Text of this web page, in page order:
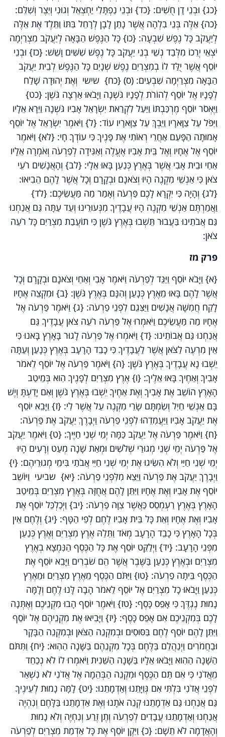
{כג} וּבְנֵי דָן חֻשִׁים: {כד} וּבְנֵי נַפְתָּלִי יַחְצְאֵל וְגוּנִי וְיֵצֶר וְשִׁלֵּם:
{כה} אֵלֶּה בְּנֵי בִלְהָה אֲשֶׁר נָתַן לָבָן לְרָחֵל בִּתּוֹ וַתֵּלֶד אֶת אֵלֶּה
לְיַעֲקֹב כָּל נֶפֶשׁ שִׁבְעָה: {כו} כָּל הַנֶּפֶשׁ הַבָּאָה לְיַעֲקֹב מִצְרַיְמָה
יֹצְאֵי יְרֵכוֹ מִלְּבַד נְשֵׁי בְנֵי יַעֲקֹב כָּל נֶפֶשׁ שִׁשִּׁים וָשֵׁשׁ: {כז} וּבְנֵי
יוֹסֵף אֲשֶׁר יֻלַּד לוֹ בְמִצְרַיִם נֶפֶשׁ שְׁנָיִם כָּל הַנֶּפֶשׁ לְבֵית יַעֲקֹב
הַבָּאָה מִצְרַיְמָה שִׁבְעִים: (ס) {כח} שישי וְאֶת יְהוּדָה שָׁלַח
לְפָנָיו אֶל יוֹסֵף לְהוֹרֹת לְפָנָיו גֹּשְׁנָה וַיָּבֹאוּ אַרְצָה גֹּשֶׁן: {כט}
וַיֶּאְסֹר יוֹסֵף מֶרְכַּבְתּוֹ וַיַּעַל לִקְרַאת יִשְׂרָאֵל אָבִיו גֹּשְׁנָה וַיֵּרָא אֵלָיו
וַיִּפֹּל עַל צַוָּארָיו וַיֵּבְךְּ עַל צַוָּארָיו עוֹד: {ל} וַיֹּאמֶר יִשְׂרָאֵל אֶל יוֹסֵף
אָמוּתָה הַפָּעַם אַחֲרֵי רְאוֹתִי אֶת פָּנֶיךָ כִּי עוֹדְךָ חָי: {לא} וַיֹּאמֶר
יוֹסֵף אֶל אֶחָיו וְאֶל בֵּית אָבִיו אֶעֱלֶה וְאַגִּידָה לְפַרְעֹה וְאֹמְרָה אֵלָיו
אַחַי וּבֵית אָבִי אֲשֶׁר בְּאֶרֶץ כְּנַעַן בָּאוּ אֵלָי: {לב} וְהָאֲנָשִׁים רֹעֵי
צֹאן כִּי אַנְשֵׁי מִקְנֶה הָיוּ וְצֹאנָם וּבְקָרָם וְכָל אֲשֶׁר לָהֶם הֵבִיאוּ:
{לג} וְהָיָה כִּי יִקְרָא לָכֶם פַּרְעֹה וְאָמַר מַה מַּעֲשֵׂיכֶם: {לד}
וַאֲמַרְתֶּם אַנְשֵׁי מִקְנֶה הָיוּ עֲבָדֶיךָ מִנְּעוּרֵינוּ וְעַד עַתָּה גַּם אֲנַחְנוּ
גַּם אֲבֹתֵינוּ בַּעֲבוּר תֵּשְׁבוּ בְּאֶרֶץ גֹּשֶׁן כִּי תוֹעֲבַת מִצְרַיִם כָּל רֹעֵה
צֹאן:
פרק מז
{א} וַיָּבֹא יוֹסֵף וַיַּגֵּד לְפַרְעֹה וַיֹּאמֶר אָבִי וְאַחַי וְצֹאנָם וּבְקָרָם וְכָל
אֲשֶׁר לָהֶם בָּאוּ מֵאֶרֶץ כְּנָעַן וְהִנָּם בְּאֶרֶץ גֹּשֶׁן: {ב} וּמִקְצֵה אֶחָיו
לָקַח חֲמִשָּׁה אֲנָשִׁים וַיַּצִּגֵם לִפְנֵי פַרְעֹה: {ג} וַיֹּאמֶר פַּרְעֹה אֶל
אֶחָיו מַה מַּעֲשֵׂיכֶם וַיֹּאמְרוּ אֶל פַּרְעֹה רֹעֵה צֹאן עֲבָדֶיךָ גַּם
אֲנַחְנוּ גַּם אֲבוֹתֵינוּ: {ד} וַיֹּאמְרוּ אֶל פַּרְעֹה לָגוּר בָּאָרֶץ בָּאנוּ כִּי
אֵין מִרְעֶה לַצֹּאן אֲשֶׁר לַעֲבָדֶיךָ כִּי כָבֵד הָרָעָב בְּאֶרֶץ כְּנָעַן וְעַתָּה
יֵשְׁבוּ נָא עֲבָדֶיךָ בְּאֶרֶץ גֹּשֶׁן: {ה} וַיֹּאמֶר פַּרְעֹה אֶל יוֹסֵף לֵאמֹר
אָבִיךָ וְאַחֶיךָ בָּאוּ אֵלֶיךָ: {ו} אֶרֶץ מִצְרַיִם לְפָנֶיךָ הִוא בְּמֵיטַב
הָאָרֶץ הוֹשֵׁב אֶת אָבִיךָ וְאֶת אַחֶיךָ יֵשְׁבוּ בְּאֶרֶץ גֹּשֶׁן וְאִם יָדַעְתָּ וְיֶשׁ
בָּם אַנְשֵׁי חַיִל וְשַׂמְתָּם שָׂרֵי מִקְנֶה עַל אֲשֶׁר לִי: {ז} וַיָּבֵא יוֹסֵף
אֶת יַעֲקֹב אָבִיו וַיַּעֲמִדֵהוּ לִפְנֵי פַרְעֹה וַיְבָרֶךְ יַעֲקֹב אֶת פַּרְעֹה:
{ח} וַיֹּאמֶר פַּרְעֹה אֶל יַעֲקֹב כַּמָּה יְמֵי שְׁנֵי חַיֶּיךָ: {ט} וַיֹּאמֶר יַעֲקֹב
אֶל פַּרְעֹה יְמֵי שְׁנֵי מְגוּרַי שְׁלֹשִׁים וּמְאַת שָׁנָה מְעַט וְרָעִים הָיוּ
יְמֵי שְׁנֵי חַיַּי וְלֹא הִשִּׂיגוּ אֶת יְמֵי שְׁנֵי חַיֵּי אֲבֹתַי בִּימֵי מְגוּרֵיהֶם: {י}
וַיְבָרֶךְ יַעֲקֹב אֶת פַּרְעֹה וַיֵּצֵא מִלִּפְנֵי פַרְעֹה: {יא} שביעי וַיּוֹשֵׁב
יוֹסֵף אֶת אָבִיו וְאֶת אֶחָיו וַיִּתֵּן לָהֶם אֲחֻזָּה בְּאֶרֶץ מִצְרַיִם בְּמֵיטַב
הָאָרֶץ בְּאֶרֶץ רַעְמְסֵס כַּאֲשֶׁר צִוָּה פַרְעֹה: {יב} וַיְכַלְכֵּל יוֹסֵף אֶת
אָבִיו וְאֶת אֶחָיו וְאֵת כָּל בֵּית אָבִיו לֶחֶם לְפִי הַטָּף: {יג} וְלֶחֶם אֵין
בְּכָל הָאָרֶץ כִּי כָבֵד הָרָעָב מְאֹד וַתֵּלַהּ אֶרֶץ מִצְרַיִם וְאֶרֶץ כְּנַעַן
מִפְּנֵי הָרָעָב: {יד} וַיְלַקֵּט יוֹסֵף אֶת כָּל הַכֶּסֶף הַנִּמְצָא בְאֶרֶץ
מִצְרַיִם וּבְאֶרֶץ כְּנַעַן בַּשֶּׁבֶר אֲשֶׁר הֵם שֹׁבְרִים וַיָּבֵא יוֹסֵף אֶת
הַכֶּסֶף בֵּיתָה פַרְעֹה: {טו} וַיִּתֹּם הַכֶּסֶף מֵאֶרֶץ מִצְרַיִם וּמֵאֶרֶץ
כְּנַעַן וַיָּבֹאוּ כָל מִצְרַיִם אֶל יוֹסֵף לֵאמֹר הָבָה לָּנוּ לֶחֶם וְלָמָּה
נָמוּת נֶגְדֶּךָ כִּי אָפֵס כָּסֶף: {טז} וַיֹּאמֶר יוֹסֵף הָבוּ מִקְנֵיכֶם וְאֶתְּנָה
לָכֶם בְּמִקְנֵיכֶם אִם אָפֵס כָּסֶף: {יז} וַיָּבִיאוּ אֶת מִקְנֵיהֶם אֶל יוֹסֵף
וַיִּתֵּן לָהֶם יוֹסֵף לֶחֶם בַּסּוּסִים וּבְמִקְנֵה הַצֹּאן וּבְמִקְנֵה הַבָּקָר
וּבַחֲמֹרִים וַיְנַהֲלֵם בַּלֶּחֶם בְּכָל מִקְנֵהֶם בַּשָּׁנָה הַהִוא: {יח} וַתִּתֹּם
הַשָּׁנָה הַהִוא וַיָּבֹאוּ אֵלָיו בַּשָּׁנָה הַשֵּׁנִית וַיֹּאמְרוּ לוֹ לֹא נְכַחֵד
מֵאֲדֹנִי כִּי אִם תַּם הַכֶּסֶף וּמִקְנֵה הַבְּהֵמָה אֶל אֲדֹנִי לֹא נִשְׁאַר
לִפְנֵי אֲדֹנִי בִּלְתִּי אִם גְּוִיָּתֵנוּ וְאַדְמָתֵנוּ: {יט} לָמָּה נָמוּת לְעֵינֶיךָ
גַּם אֲנַחְנוּ גַּם אַדְמָתֵנוּ קְנֵה אֹתָנוּ וְאֶת אַדְמָתֵנוּ בַּלָּחֶם וְנִהְיֶה
אֲנַחְנוּ וְאַדְמָתֵנוּ עֲבָדִים לְפַרְעֹה וְתֶן זֶרַע וְנִחְיֶה וְלֹא נָמוּת
וְהָאֲדָמָה לֹא תֵשָׁם: {כ} וַיִּקֶן יוֹסֵף אֶת כָּל אַדְמַת מִצְרַיִם לְפַרְעֹה